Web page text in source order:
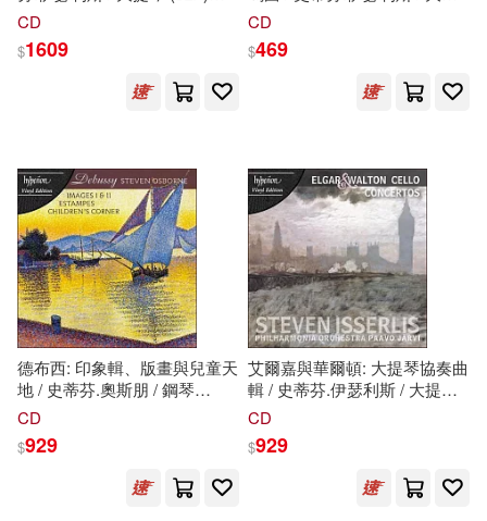
Moore(176) Michael(174)
John Stevens Cabot(169)
Macken(167) Steven K.(167)
Steven T.(166)
Nova Science Pub Inc(68)
Diamond Comic Distributors(63)
Lippincott Williams & Wilkins(63)
Tantor Media Inc(63)
Weekly Reader/Gareth Stevens Pu
Allyn & Bacon(60)
(Bach: The Cello Suites /
CD
$1609
琴，史蒂芬.霍夫 / 鋼琴
Steven
CD
$469
德布西: 印象輯、版畫與兒童天
地 / 史蒂芬.奧斯朋 / 鋼琴
(Debussy: Images, Estampes
Osborne)
CD
$929
艾爾嘉與華爾頓: 大提琴協奏曲
輯 / 史蒂芬.伊瑟利斯 / 大提琴
(LP)(Elgar & Walton: Cello
(LP))
CD
$929